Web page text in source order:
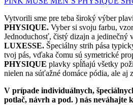
Vytvorili sme pre teba široký výber
PHYSIQUE. Vyber si svoju farbu,
Jednoduchosť, čistý dizajn a jedinečný
LUXESSE. Špeciálny strih pása
tvoj pás, vďaka čomu sú symetrické
PHYSIQUE plavky spĺňajú všetky
nielen na súťažné domáce pódia, ale aj
V prípade individuálnych,
potlač, návrh a pod. ) nás neváhajte